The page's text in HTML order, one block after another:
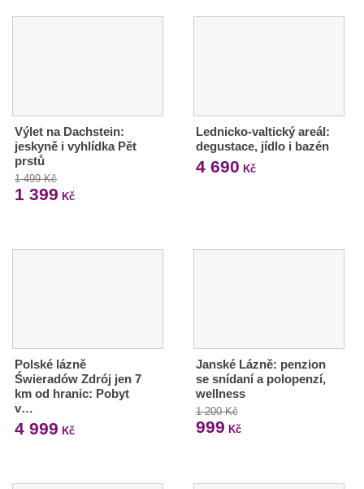
Výlet na Dachstein:
jeskyně i vyhlídka Pět
prstů
1 499 Kč
1 399 Kč
Lednicko-valtický areál:
degustace, jídlo i bazén
4 690 Kč
Polské lázně
Świeradów Zdrój jen 7
km od hranic: Pobyt
v…
4 999 Kč
Janské Lázně: penzion
se snídaní a polopenzí,
wellness
1 200 Kč
999 Kč